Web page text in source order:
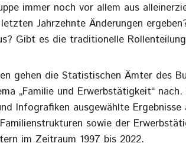
immer noch vor allem aus
Jahrzehnte Änderungen
Gibt es die traditionelle
gehen die Statistischen Ämter des
„Familie und Erwerbstätigkeit“
Infografiken ausgewählte Ergebnisse
sowie der
im Zeitraum 1997 bis 2022.